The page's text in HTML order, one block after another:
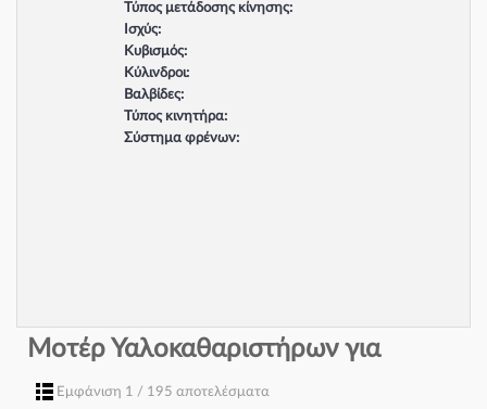
Τύπος μετάδοσης κίνησης:
Ισχύς:
Κυβισμός:
Κύλινδροι:
Βαλβίδες:
Τύπος κινητήρα:
Σύστημα φρένων:
Μοτέρ Υαλοκαθαριστήρων για
Εμφάνιση 1 / 195 αποτελέσματα